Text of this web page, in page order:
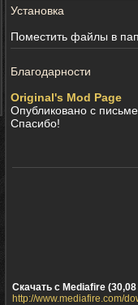
Установка
Поместить файлы в
Благодарности
Original's Mod Page
Опубликовано с
Спасибо!
Скачать с Mediafire
http://www.mediafire.com/